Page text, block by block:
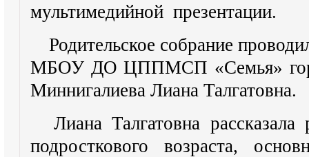
мультимедийной презентации.
Родительское собрание
МБОУ ДО ЦППМСП «Семья»
Миннигалиева Лиана Талгатовна.
Лиана Талгатовна
подросткового возраста,